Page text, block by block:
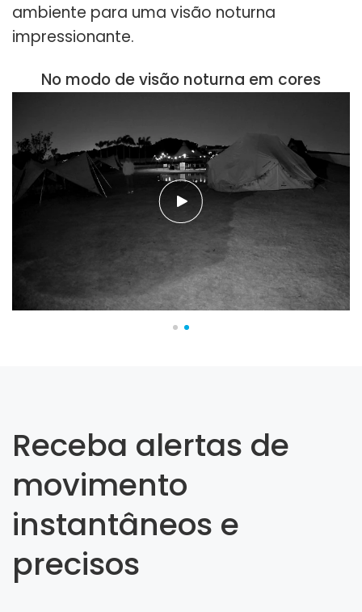
ambiente para uma visão noturna
impressionante.
No modo de visão noturna em cores
Receba alertas de
movimento
instantâneos e
precisos